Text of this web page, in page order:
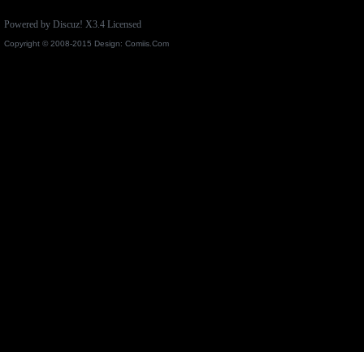
Powered by Discuz! X3.4 Licensed
Copyright © 2008-2015 Design: Comiis.Com